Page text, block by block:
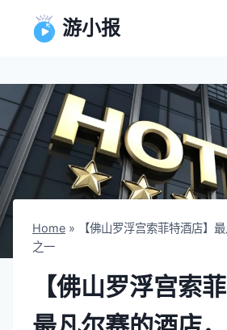
游小报
Home »
【佛山罗浮宫索菲特酒店】
之一
【佛山罗浮宫索